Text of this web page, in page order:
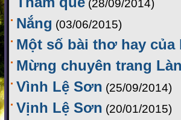
(28/09/2014)
Nắng (03/06/2015)
Một số bài thơ hay của
Mừng chuyên trang
Vình Lệ Sơn (25/09/2014)
Vịnh Lệ Sơn (20/01/2015)